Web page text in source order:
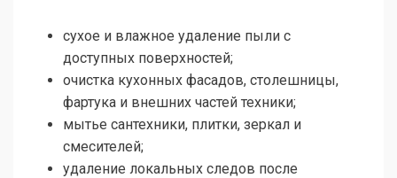
сухое и влажное удаление пыли с
доступных поверхностей;
очистка кухонных фасадов, столешницы,
фартука и внешних частей техники;
мытье сантехники, плитки, зеркал и
смесителей;
удаление локальных следов после